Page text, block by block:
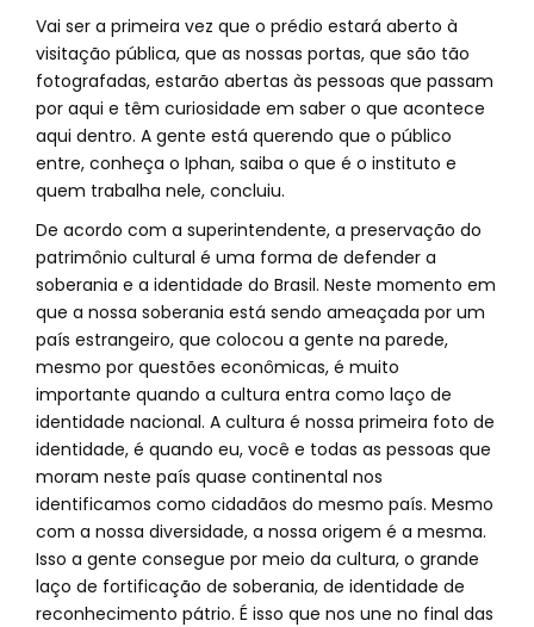
Vai ser a primeira vez que o prédio estará aberto à
visitação pública, que as nossas portas, que são tão
fotografadas, estarão abertas às pessoas que passam
por aqui e têm curiosidade em saber o que acontece
aqui dentro. A gente está querendo que o público
entre, conheça o Iphan, saiba o que é o instituto e
quem trabalha nele, concluiu.
De acordo com a superintendente, a preservação do
patrimônio cultural é uma forma de defender a
soberania e a identidade do Brasil. Neste momento em
que a nossa soberania está sendo ameaçada por um
país estrangeiro, que colocou a gente na parede,
mesmo por questões econômicas, é muito
importante quando a cultura entra como laço de
identidade nacional. A cultura é nossa primeira foto de
identidade, é quando eu, você e todas as pessoas que
moram neste país quase continental nos
identificamos como cidadãos do mesmo país. Mesmo
com a nossa diversidade, a nossa origem é a mesma.
Isso a gente consegue por meio da cultura, o grande
laço de fortificação de soberania, de identidade de
reconhecimento pátrio. É isso que nos une no final das